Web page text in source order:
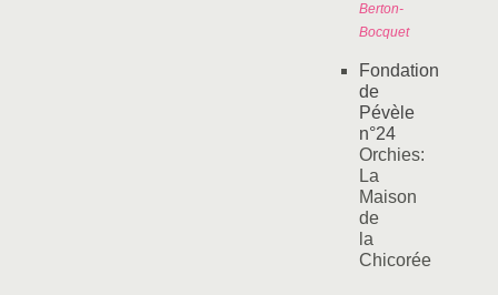
Berton-
Bocquet
Fondation
de
Pévèle
n°24
Orchies:
La
Maison
de
la
Chicorée